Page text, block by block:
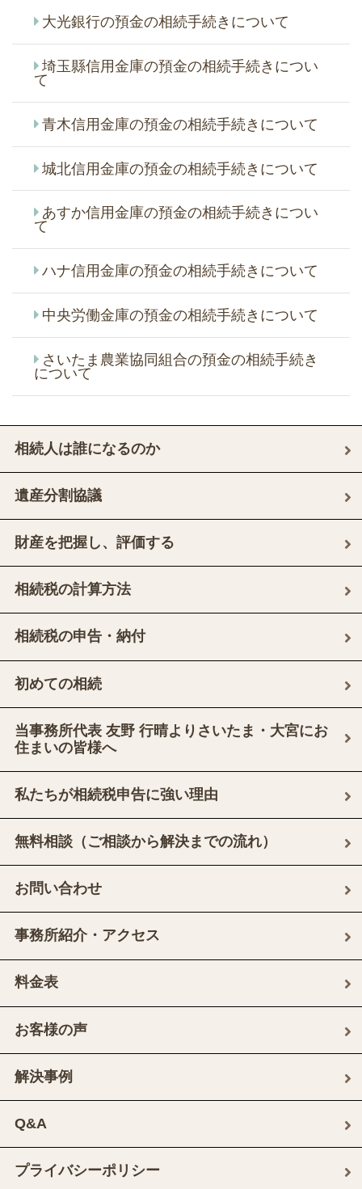
大光銀行の預金の相続手続きについて
埼玉縣信用金庫の預金の相続手続きについ
て
青木信用金庫の預金の相続手続きについて
城北信用金庫の預金の相続手続きについて
あすか信用金庫の預金の相続手続きについ
て
ハナ信用金庫の預金の相続手続きについて
中央労働金庫の預金の相続手続きについて
さいたま農業協同組合の預金の相続手続き
について
相続人は誰になるのか
遺産分割協議
財産を把握し、評価する
相続税の計算方法
相続税の申告・納付
初めての相続
当事務所代表 友野 行晴よりさいたま・大宮にお
住まいの皆様へ
私たちが相続税申告に強い理由
無料相談（ご相談から解決までの流れ）
お問い合わせ
事務所紹介・アクセス
料金表
お客様の声
解決事例
Q&A
プライバシーポリシー